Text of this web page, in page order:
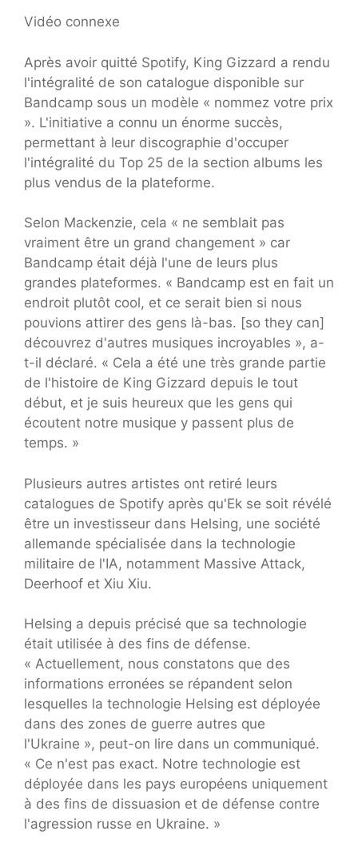
Vidéo connexe
Après avoir quitté Spotify, King Gizzard a rendu
l'intégralité de son catalogue disponible sur
Bandcamp sous un modèle « nommez votre prix
». L'initiative a connu un énorme succès,
permettant à leur discographie d'occuper
l'intégralité du Top 25 de la section albums les
plus vendus de la plateforme.
Selon Mackenzie, cela « ne semblait pas
vraiment être un grand changement » car
Bandcamp était déjà l'une de leurs plus
grandes plateformes. « Bandcamp est en fait un
endroit plutôt cool, et ce serait bien si nous
pouvions attirer des gens là-bas. [so they can]
découvrez d'autres musiques incroyables », a-
t-il déclaré. « Cela a été une très grande partie
de l'histoire de King Gizzard depuis le tout
début, et je suis heureux que les gens qui
écoutent notre musique y passent plus de
temps. »
Plusieurs autres artistes ont retiré leurs
catalogues de Spotify après qu'Ek se soit révélé
être un investisseur dans Helsing, une société
allemande spécialisée dans la technologie
militaire de l'IA, notamment Massive Attack,
Deerhoof et Xiu Xiu.
Helsing a depuis précisé que sa technologie
était utilisée à des fins de défense.
« Actuellement, nous constatons que des
informations erronées se répandent selon
lesquelles la technologie Helsing est déployée
dans des zones de guerre autres que
l'Ukraine », peut-on lire dans un communiqué.
« Ce n'est pas exact. Notre technologie est
déployée dans les pays européens uniquement
à des fins de dissuasion et de défense contre
l'agression russe en Ukraine. »